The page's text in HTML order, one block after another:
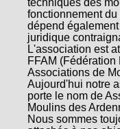
techniques des
fonctionnement du
dépend
juridique
L'association est
FFAM
Associations de
Aujourd'hui notre
porte le nom de
Moulins des
Nous sommes